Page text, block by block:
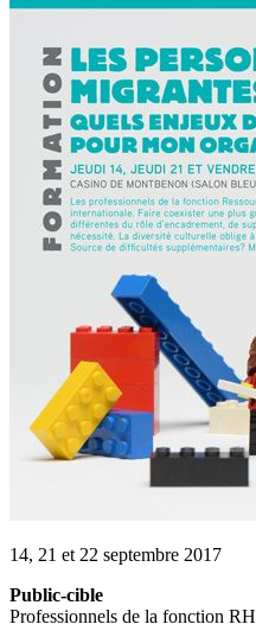
14, 21 et 22 septembre 2017
Public-cible
Professionnels de la fonction RH